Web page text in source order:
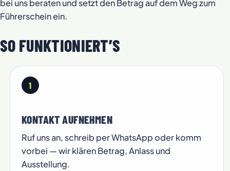
bei uns beraten und setzt den Betrag auf dem Weg zum
Führerschein ein.
SO FUNKTIONIERT’S
1
KONTAKT AUFNEHMEN
Ruf uns an, schreib per WhatsApp oder komm
vorbei — wir klären Betrag, Anlass und
Ausstellung.